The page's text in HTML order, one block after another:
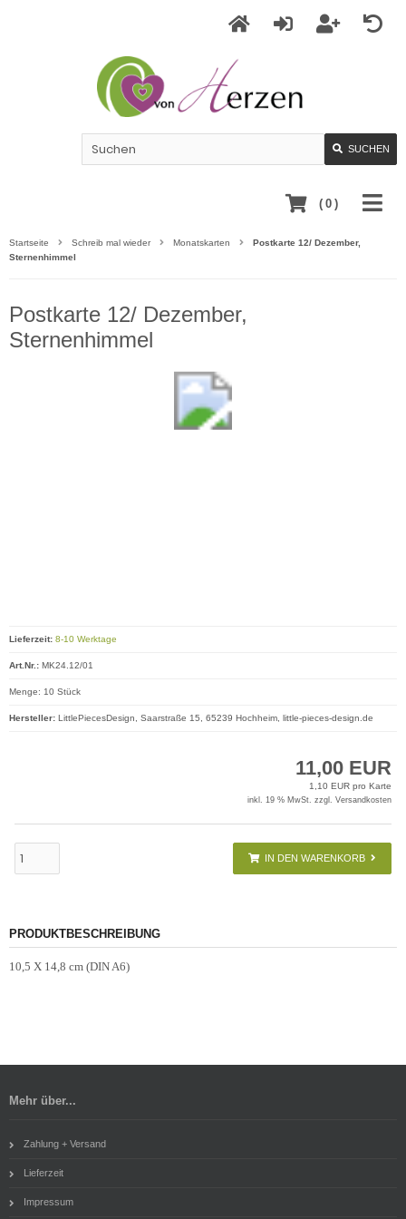
SUCHEN
( 0 )
Startseite Schreib mal wieder Monatskarten
Postkarte 12/ Dezember,
Sternenhimmel
Postkarte 12/ Dezember,
Sternenhimmel
11,00 EUR
1,10 EUR pro Karte
inkl. 19 % MwSt. zzgl. Versandkosten
IN DEN WARENKORB
Lieferzeit: 8-10 Werktage
Art.Nr.: MK24.12/01
Menge: 10 Stück
Hersteller: LittlePiecesDesign, Saarstraße 15, 65239 Hochheim, little-pieces-design.de
PRODUKTBESCHREIBUNG
10,5 X 14,8 cm (DIN A6)
Mehr über...
Zahlung + Versand
Lieferzeit
Impressum